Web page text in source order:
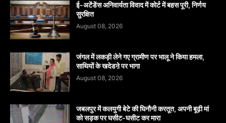
​ई-अटेंडेंस अनिवार्यता विवाद में कोर्ट में बहस पूरी, निर्णय
सुरक्षित
August 08, 2026
जंगल में लकड़ी लेने गए ग्रामीण पर भालू ने किया हमला,
साथियों के खदेडऩे पर भागा
August 08, 2026
जबलपुर में कलयुगी बेटे की घिनौनी करतूत, अपनी बूढ़ी मां
को सड़क पर घसीट-घसीट कर मारा